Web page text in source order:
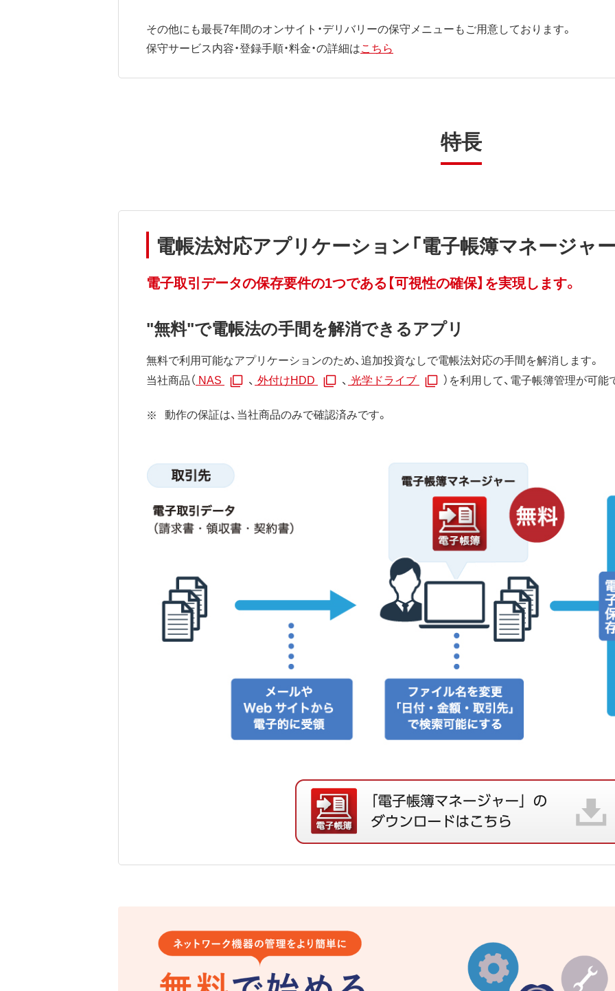
その他にも最長7年間のオンサイト・デリバリーの保守メニューもご用意しております。
保守サービス内容・登録手順・料金・の詳細はこちら
特長
電帳法対応アプリケーション「電子帳簿マネージャ
電子取引データの保存要件の1つである【可視性の確保】を実現します。
"無料"で電帳法の手間を解消できるアプリ
無料で利用可能なアプリケーションのため、追加投資なしで電帳法対応の手間を解消します。
当社商品（ NAS 、 外付けHDD 、 光学ドライブ ）を利用して、電子帳簿管理が可能
動作の保証は、当社商品のみで確認済みです。